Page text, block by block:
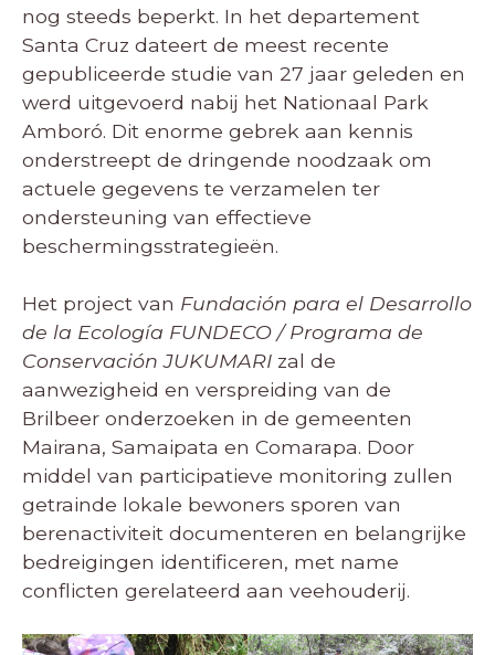
nog steeds beperkt. In het departement
Santa Cruz dateert de meest recente
gepubliceerde studie van 27 jaar geleden en
werd uitgevoerd nabij het Nationaal Park
Amboró. Dit enorme gebrek aan kennis
onderstreept de dringende noodzaak om
actuele gegevens te verzamelen ter
ondersteuning van effectieve
beschermingsstrategieën.
Het project van Fundación para el Desarrollo
de la Ecología FUNDECO / Programa de
Conservación JUKUMARI zal de
aanwezigheid en verspreiding van de
Brilbeer onderzoeken in de gemeenten
Mairana, Samaipata en Comarapa. Door
middel van participatieve monitoring zullen
getrainde lokale bewoners sporen van
berenactiviteit documenteren en belangrijke
bedreigingen identificeren, met name
conflicten gerelateerd aan veehouderij.